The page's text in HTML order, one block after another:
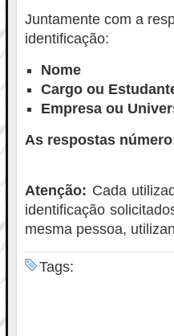
Juntamente com a
identificação:
Nome
Cargo ou
Empresa ou
As respostas
Atenção: Cada
identificação
mesma pessoa,
Tags: